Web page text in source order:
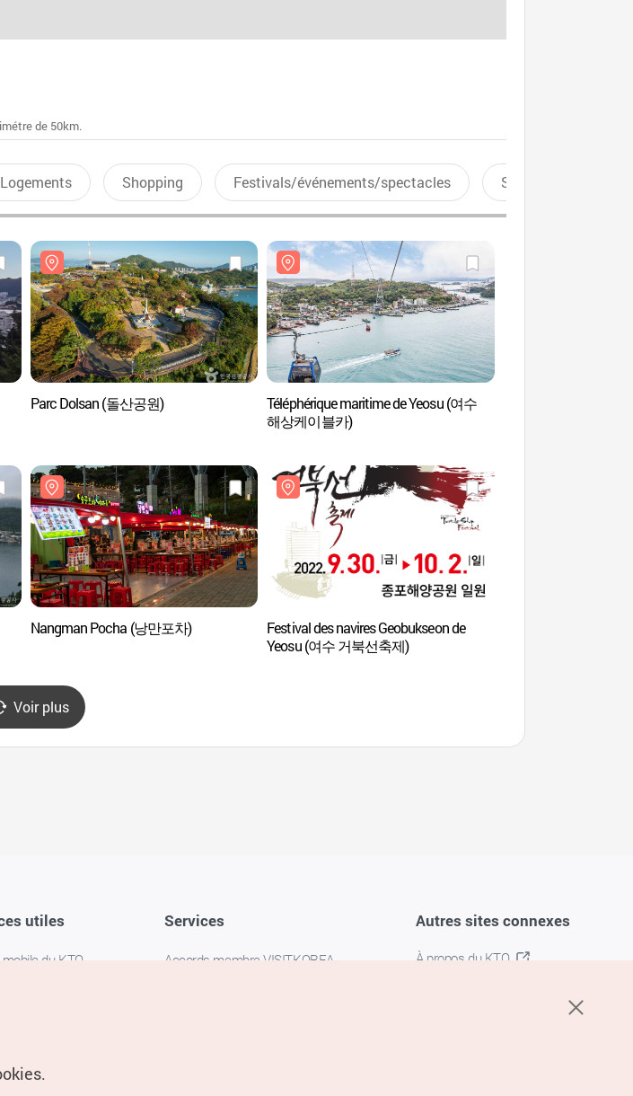
de 50km.
Logements Shopping Festivals/événements/spectacles Sports aquatiques
Parc Dolsan (돌산공원)
Téléphérique maritime de Yeosu (여수
해상케이블카)
Nangman Pocha (낭만포차)
Festival des navires Geobukseon de
Yeosu (여수 거북선축제)
Voir plus
utiles
du KTO
Services
Accords membre VISITKOREA
Autres sites connexes
À propos du KTO